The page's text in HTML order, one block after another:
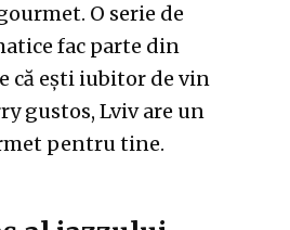
O serie de
fac parte din
că ești iubitor de vin
gustos, Lviv are un
pentru tine.